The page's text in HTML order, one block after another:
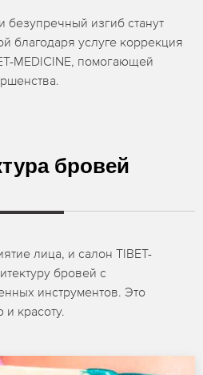
изгиб станут
благодаря услуге коррекция
MEDICINE, помогающей
бровей
лица, и салон TIBET-
бровей с
инструментов. Это
красоту.